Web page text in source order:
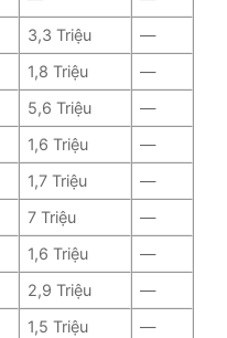
3,3 Triệu
—
1,8 Triệu
—
5,6 Triệu
—
1,6 Triệu
—
1,7 Triệu
—
7 Triệu
—
1,6 Triệu
—
2,9 Triệu
—
1,5 Triệu
—